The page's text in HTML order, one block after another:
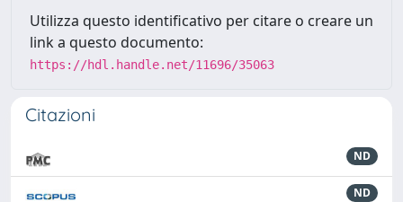
Utilizza questo identificativo per citare o creare un
link a questo documento:
https://hdl.handle.net/11696/35063
Citazioni
ND
ND